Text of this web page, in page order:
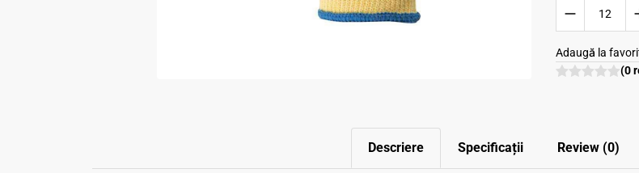
Adaugă la
(0
Descriere Specificații Review (0)